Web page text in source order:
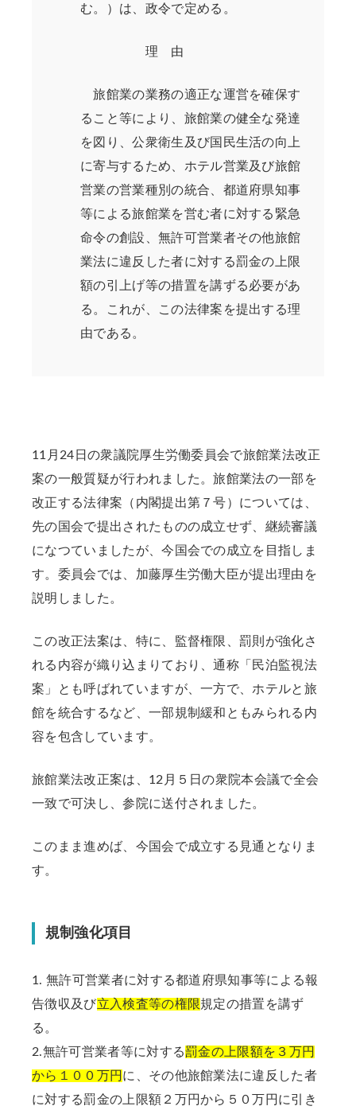
む。）は、政令で定める。
理 由
旅館業の業務の適正な運営を確保す
ること等により、旅館業の健全な発達
を図り、公衆衛生及び国民生活の向上
に寄与するため、ホテル営業及び旅館
営業の営業種別の統合、都道府県知事
等による旅館業を営む者に対する緊急
命令の創設、無許可営業者その他旅館
業法に違反した者に対する罰金の上限
額の引上げ等の措置を講ずる必要があ
る。これが、この法律案を提出する理
由である。
11月24日の衆議院厚生労働委員会で旅館業法改正
案の一般質疑が行われました。旅館業法の一部を
改正する法律案（内閣提出第７号）については、
先の国会で提出されたものの成立せず、継続審議
になつていましたが、今国会での成立を目指しま
す。委員会では、加藤厚生労働大臣が提出理由を
説明しました。
この改正法案は、特に、監督権限、罰則が強化さ
れる内容が織り込まりており、通称「民泊監視法
案」とも呼ばれていますが、一方で、ホテルと旅
館を統合するなど、一部規制緩和ともみられる内
容を包含しています。
旅館業法改正案は、12月５日の衆院本会議で全会
一致で可決し、参院に送付されました。
このまま進めば、今国会で成立する見通となりま
す。
規制強化項目
1. 無許可営業者に対する都道府県知事等による報
告徴収及び立入検査等の権限規定の措置を講ず
る。
2.無許可営業者等に対する罰金の上限額を３万円
から１００万円 に、その他旅館業法に違反した者
に対する罰金の上限額２万円から５０万円に引き